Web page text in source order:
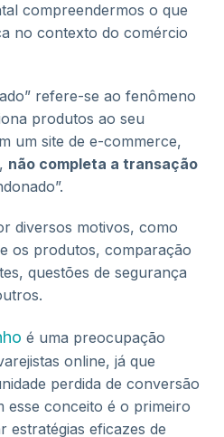
compreendermos o que
no contexto do comércio
refere-se ao fenômeno
produtos ao seu
um site de e-commerce,
não completa a transação
diversos motivos, como
os produtos, comparação
questões de segurança
é uma preocupação
online, já que
perdida de conversão
esse conceito é o primeiro
estratégias eficazes de